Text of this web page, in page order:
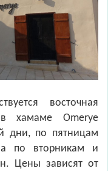
восточная
хамаме Omerye
дни, по пятницам
а по вторникам и
Цены зависят от